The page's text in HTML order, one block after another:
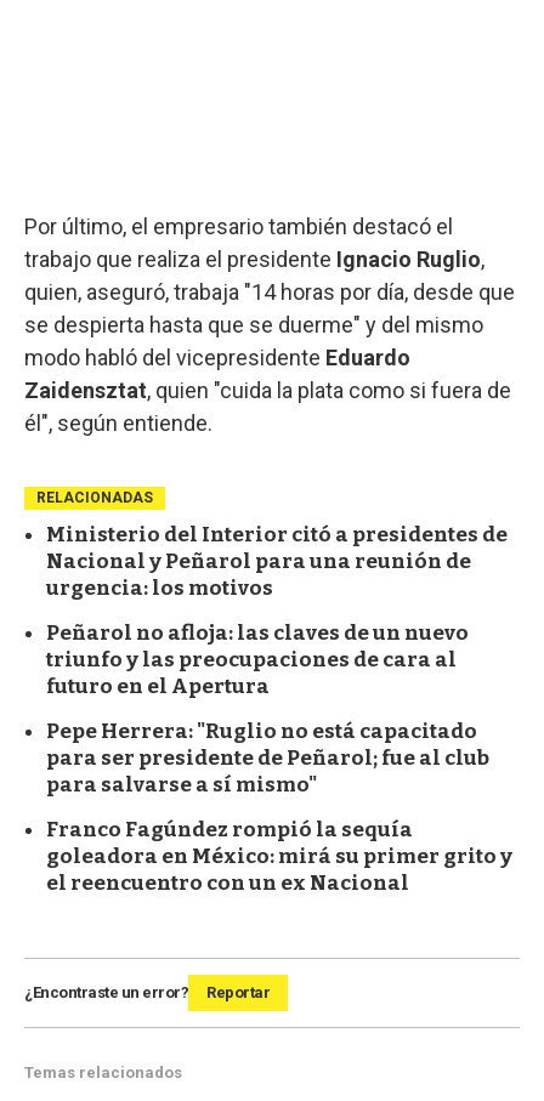
Por último, el empresario también destacó el
trabajo que realiza el presidente Ignacio Ruglio,
quien, aseguró, trabaja "14 horas por día, desde que
se despierta hasta que se duerme" y del mismo
modo habló del vicepresidente Eduardo
Zaidensztat, quien "cuida la plata como si fuera de
él", según entiende.
RELACIONADAS
Ministerio del Interior citó a presidentes de
Nacional y Peñarol para una reunión de
urgencia: los motivos
Peñarol no afloja: las claves de un nuevo
triunfo y las preocupaciones de cara al
futuro en el Apertura
Pepe Herrera: "Ruglio no está capacitado
para ser presidente de Peñarol; fue al club
para salvarse a sí mismo"
Franco Fagúndez rompió la sequía
goleadora en México: mirá su primer grito y
el reencuentro con un ex Nacional
¿Encontraste un error? Reportar
Temas relacionados